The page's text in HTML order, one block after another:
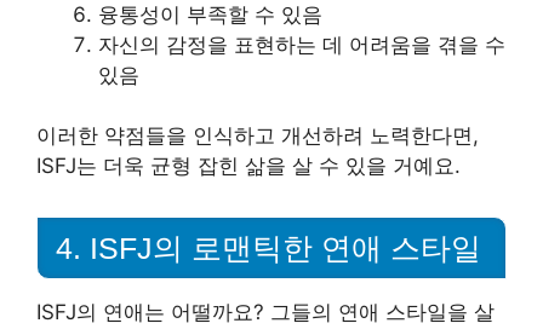
융통성이 부족할 수 있음
자신의 감정을 표현하는 데 어려움을 겪을 수
있음
이러한 약점들을 인식하고 개선하려 노력한다면,
ISFJ는 더욱 균형 잡힌 삶을 살 수 있을 거예요.
4. ISFJ의 로맨틱한 연애 스타일
ISFJ의 연애는 어떨까요? 그들의 연애 스타일을 살